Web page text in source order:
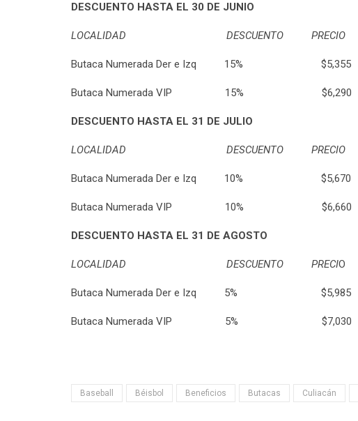
DESCUENTO HASTA EL 30 DE JUNIO
LOCALIDAD DESCUENTO PRECIO
Butaca Numerada Der e Izq 15% $5,355
Butaca Numerada VIP 15% $6,290
DESCUENTO HASTA EL 31 DE JULIO
LOCALIDAD DESCUENTO PRECIO
Butaca Numerada Der e Izq 10% $5,670
Butaca Numerada VIP 10% $6,660
DESCUENTO HASTA EL 31 DE AGOSTO
LOCALIDAD DESCUENTO PRECIO
Butaca Numerada Der e Izq 5% $5,985
Butaca Numerada VIP 5% $7,030
Baseball Béisbol Beneficios Butacas Culiacán